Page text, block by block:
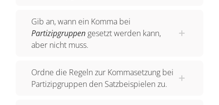
Gib an, wann ein Komma bei
Partizipgruppen gesetzt werden kann,
aber nicht muss.
Ordne die Regeln zur Kommasetzung bei
Partizipgruppen den Satzbeispielen zu.